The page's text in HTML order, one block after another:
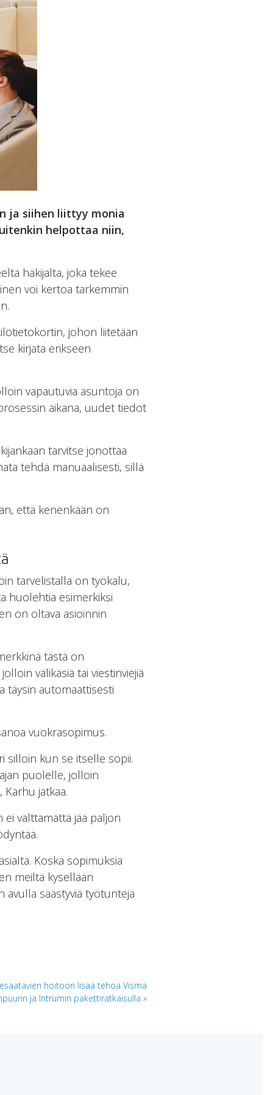
ja siihen liittyy monia
helpottaa niin,
hakijalta, joka tekee
voi kertoa tarkemmin
johon liitetään
kirjata erikseen
vapautuvia asuntoja on
aikana, uudet tiedot
tarvitse jonottaa
tehdä manuaalisesti, sillä
että kenenkään on
tarvelistalla on työkalu,
huolehtia esimerkiksi
on oltava asioinnin
tästä on
välikäsiä tai viestinviejiä
täysin automaattisesti
vuokrasopimus.
silloin kun se itselle sopii.
puolelle, jolloin
jatkaa.
välttämättä jää paljon
Koska sopimuksia
meiltä kysellään
avulla säästyviä työtunteja
hoitoon lisää tehoa Visma
ja Intrumin pakettiratkaisulla